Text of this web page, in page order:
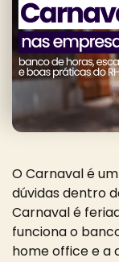
O Carnaval é
dúvidas dentro
Carnaval é
funciona o
home office e a